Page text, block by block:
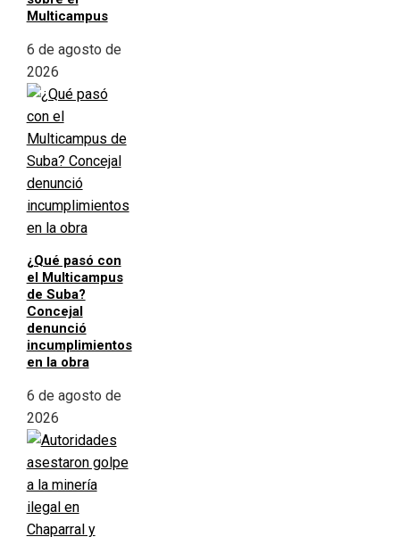
Multicampus
6 de agosto de
2026
¿Qué pasó con
el Multicampus
de Suba?
Concejal
denunció
incumplimientos
en la obra
6 de agosto de
2026